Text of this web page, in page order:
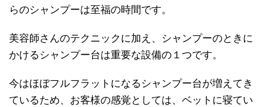
らのシャンプーは至福の時間です。
美容師さんのテクニックに加え、シャンプーのときに
かけるシャンプー台は重要な設備の１つです。
今はほぼフルフラットになるシャンプー台が増えてき
ているため、お客様の感覚としては、ベットに寝てい